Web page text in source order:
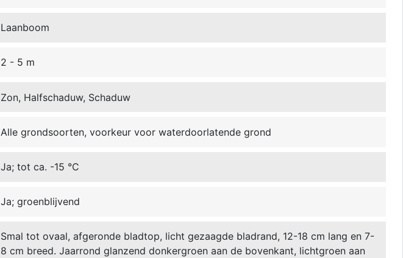
Laanboom
2 - 5 m
Zon, Halfschaduw, Schaduw
Alle grondsoorten, voorkeur voor waterdoorlatende grond
Ja; tot ca. -15 °C
Ja; groenblijvend
Smal tot ovaal, afgeronde bladtop, licht gezaagde bladrand, 12-18 cm lang en 7-
8 cm breed. Jaarrond glanzend donkergroen aan de bovenkant, lichtgroen aan